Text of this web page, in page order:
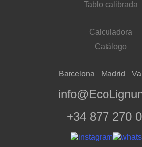
Tablo calibrada
Calculadora
Catálogo
Barcelona · Madrid ·
+34 877 270